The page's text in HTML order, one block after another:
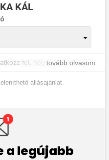
KÁL
fel, hogy értesülj a
tovább olvasom
állásajánlat.
a legújabb